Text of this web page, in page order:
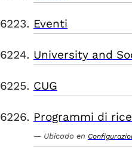
Eventi
University and
CUG
Programmi di
Ubicado en